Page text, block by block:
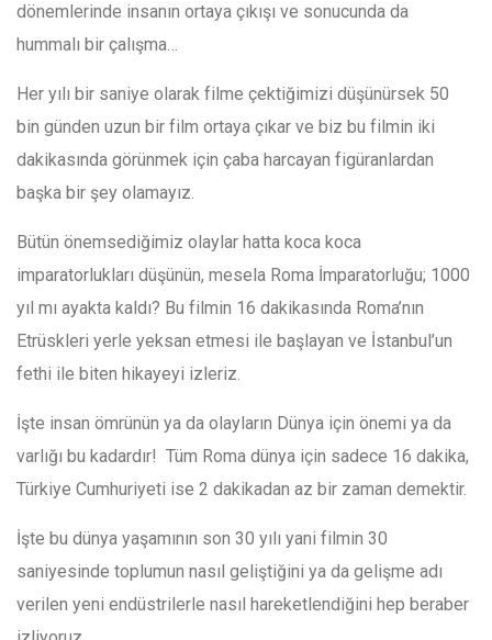
dönemlerinde insanın ortaya çıkışı ve sonucunda da
hummalı bir çalışma…
Her yılı bir saniye olarak filme çektiğimizi düşünürsek 50
bin günden uzun bir film ortaya çıkar ve biz bu filmin iki
dakikasında görünmek için çaba harcayan figüranlardan
başka bir şey olamayız.
Bütün önemsediğimiz olaylar hatta koca koca
imparatorlukları düşünün, mesela Roma İmparatorluğu; 1000
yıl mı ayakta kaldı? Bu filmin 16 dakikasında Roma’nın
Etrüskleri yerle yeksan etmesi ile başlayan ve İstanbul’un
fethi ile biten hikayeyi izleriz.
İşte insan ömrünün ya da olayların Dünya için önemi ya da
varlığı bu kadardır! Tüm Roma dünya için sadece 16 dakika,
Türkiye Cumhuriyeti ise 2 dakikadan az bir zaman demektir.
İşte bu dünya yaşamının son 30 yılı yani filmin 30
saniyesinde toplumun nasıl geliştiğini ya da gelişme adı
verilen yeni endüstrilerle nasıl hareketlendiğini hep beraber